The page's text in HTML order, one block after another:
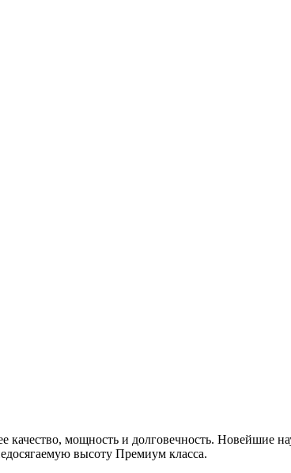
мощность и долговечность. Новейшие
высоту Премиум класса.